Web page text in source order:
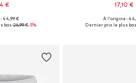
€
+1
XS, S, M, L
44,99 €
bas :26,99 €-5%
17,10 €
Tailles disponibles:
À l'origine :
Dernier prix le plus bas